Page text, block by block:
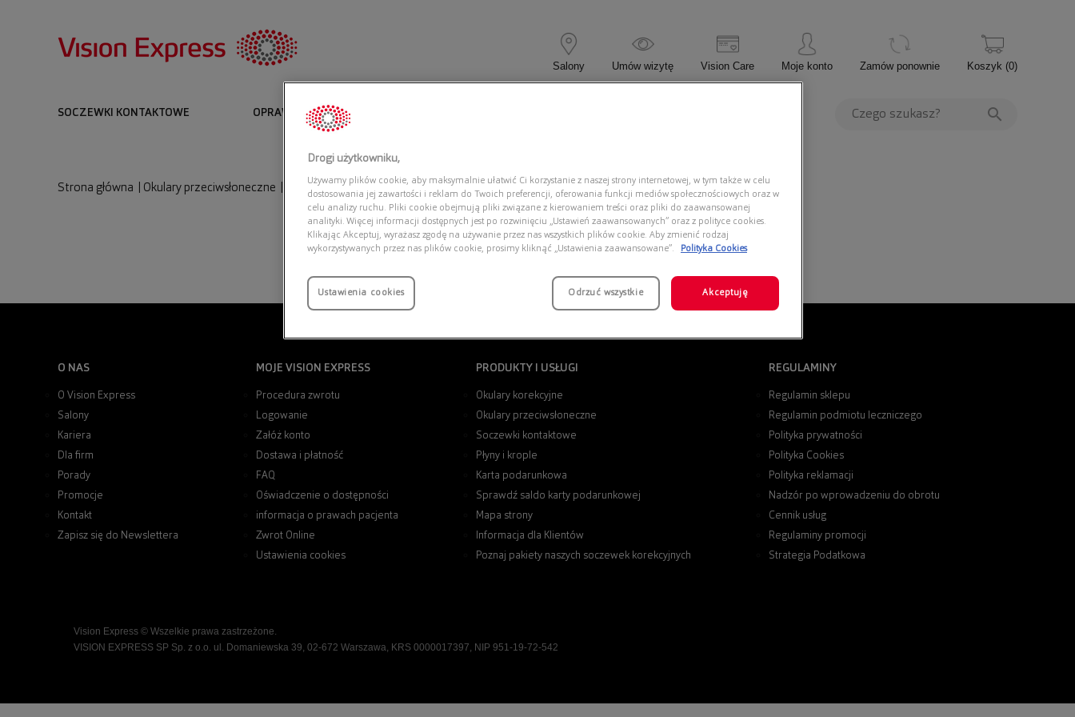
Salony Umów wizytę Vision Care Moje konto Zamów ponownie Koszyk (0)
SOCZEWKI KONTAKTOWE OPRAWKI I OKULARY KOREKCYJNE
Strona główna Okulary przeciwsłoneczne RALPH 0RA4148 900487
O NAS
O Vision Express
Salony
Kariera
Dla firm
Porady
Promocje
Kontakt
Zapisz się do Newslettera
MOJE VISION EXPRESS
Procedura zwrotu
Logowanie
Załóż konto
Dostawa i płatność
FAQ
Oświadczenie o dostępności
informacja o prawach pacjenta
Zwrot Online
Ustawienia cookies
PRODUKTY I USŁUGI
Okulary korekcyjne
Okulary przeciwsłoneczne
Soczewki kontaktowe
Płyny i krople
Karta podarunkowa
Sprawdź saldo karty podarunkowej
Mapa strony
Informacja dla Klientów
Poznaj pakiety naszych soczewek korekcyjnych
REGULAMINY
Regulamin sklepu
Regulamin podmiotu leczniczego
Polityka prywatności
Polityka Cookies
Polityka reklamacji
Nadzór po wprowadzeniu do obrotu
Cennik usług
Regulaminy promocji
Strategia Podatkowa
Vision Express © Wszelkie prawa zastrzeżone.
VISION EXPRESS SP Sp. z o.o. ul. Domaniewska 39, 02-672 Warszawa, KRS 0000017397, NIP 951-19-72-542
Drogi użytkowniku,
Używamy plików cookie, aby maksymalnie ułatwić Ci korzystanie z naszej strony internetowej, w tym także w celu
dostosowania jej zawartości i reklam do Twoich preferencji, oferowania funkcji mediów społecznościowych oraz w
celu analizy ruchu. Pliki cookie obejmują pliki związane z kierowaniem treści oraz pliki do zaawansowanej
analityki. Więcej informacji dostępnych jest po rozwinięciu „Ustawień zaawansowanych” oraz z polityce cookies.
Klikając Akceptuj, wyrażasz zgodę na używanie przez nas wszystkich plików cookie. Aby zmienić rodzaj
wykorzystywanych przez nas plików cookie, prosimy kliknąć „Ustawienia zaawansowane”.
Polityka Cookies
Ustawienia cookies Odrzuć wszystkie Akceptuję